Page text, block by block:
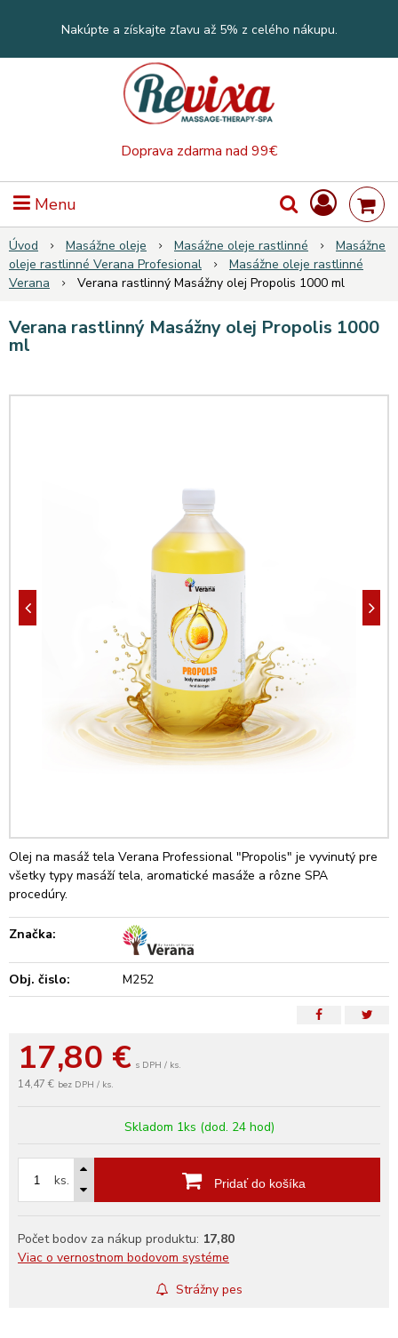
Doprava zdarma nad 99€
Nakúpte a získajte zľavu až 5% z celého nákupu.
Menu
Úvod Masážne oleje Masážne oleje rastlinné
Masážne
oleje rastlinné Verana Profesional
Masážne oleje rastlinné
Verana
Verana rastlinný Masážny olej Propolis 1000 ml
Verana rastlinný Masážny olej Propolis 1000
ml
17,80 € s DPH / ks.
14,47 € bez DPH / ks.
Skladom 1ks (dod. 24 hod)
ks. Pridať do košíka
Počet bodov za nákup produktu: 17,80
Viac o vernostnom bodovom systéme
Strážny pes
Olej na masáž tela Verana Professional "Propolis" je vyvinutý pre
všetky typy masáží tela, aromatické masáže a rôzne SPA
procedúry.
Značka:
Obj. čislo: M252